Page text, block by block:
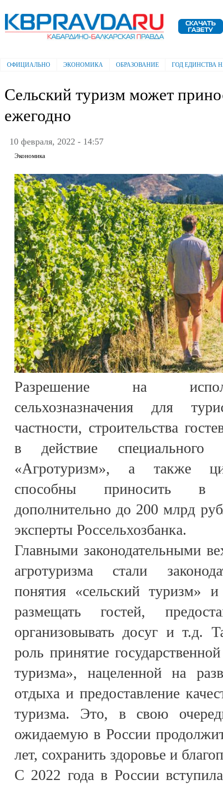
Электронная газета "Кабардино-
Балкарская правда"
Главное меню
ОФИЦИАЛЬНО ЭКОНОМИКА ОБРАЗОВАНИЕ ГОД ЕДИНСТВА
Сельский туризм может
ежегодно
10 февраля, 2022 - 14:57
Экономика
Разрешение на
сельхозназначения для
частности, строительства
в действие специального
«Агротуризм», а также
способны приносить в
дополнительно до 200 млрд
эксперты Россельхозбанка.
Главными законодательными
агротуризма стали
понятия «сельский туризм»
размещать гостей,
организовывать досуг и т.д.
роль принятие
туризма», нацеленной на
отдыха и предоставление
туризма. Это, в свою
ожидаемую в России
лет, сохранить здоровье и
С 2022 года в России